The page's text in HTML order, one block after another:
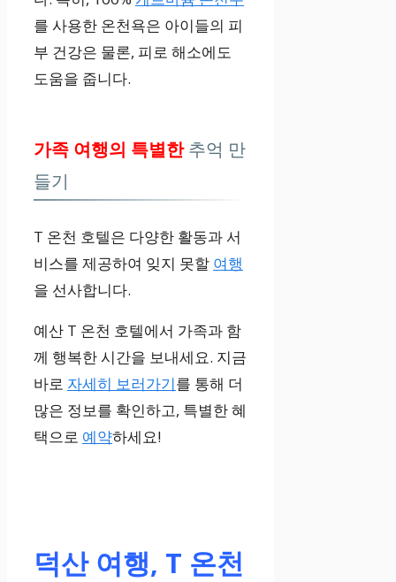
를 사용한 온천욕은 아이들의 피
부 건강은 물론, 피로 해소에도
도움을 줍니다.
가족 여행의 특별한추억 만
들기
T 온천 호텔은 다양한 활동과 서
비스를 제공하여 잊지 못할 여행
을 선사합니다.
예산 T 온천 호텔에서 가족과 함
께 행복한 시간을 보내세요. 지금
바로 자세히 보러가기를 통해 더
많은 정보를 확인하고, 특별한 혜
택으로 예약하세요!
덕산 여행, T 온천